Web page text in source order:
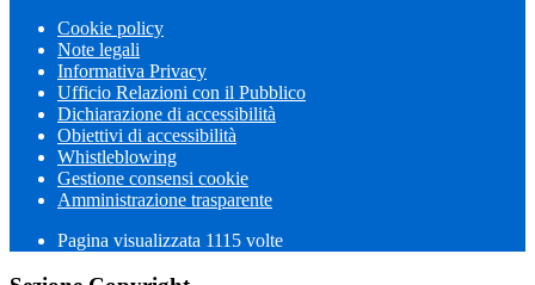
Cookie policy
Note legali
Informativa Privacy
Ufficio Relazioni con il Pubblico
Dichiarazione di accessibilità
Obiettivi di accessibilità
Whistleblowing
Gestione consensi cookie
Amministrazione trasparente
Pagina visualizzata 1115 volte